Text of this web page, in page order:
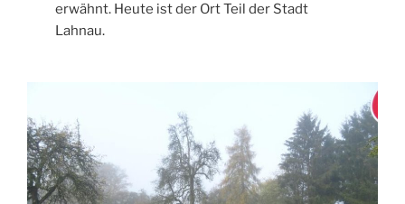
erwähnt. Heute ist der Ort Teil der Stadt
Lahnau.